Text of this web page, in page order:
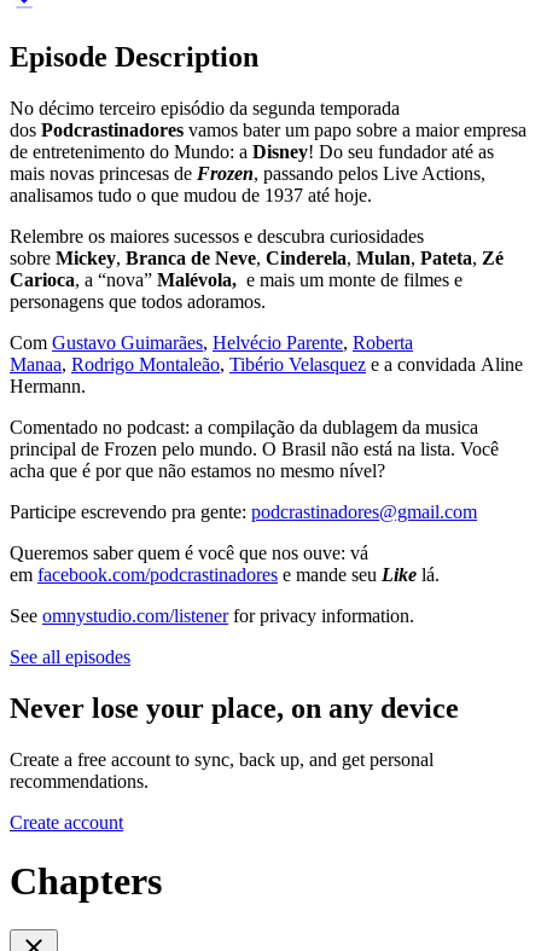
Episode Description
No décimo terceiro episódio da segunda temporada
dos Podcrastinadores vamos bater um papo sobre a maior empresa
de entretenimento do Mundo: a Disney! Do seu fundador até as
mais novas princesas de Frozen, passando pelos Live Actions,
analisamos tudo o que mudou de 1937 até hoje.
Relembre os maiores sucessos e descubra curiosidades
sobre Mickey, Branca de Neve, Cinderela, Mulan, Pateta, Zé
Carioca, a “nova” Malévola, e mais um monte de filmes e
personagens que todos adoramos.
Com Gustavo Guimarães, Helvécio Parente, Roberta
Manaa, Rodrigo Montaleão, Tibério Velasquez e a convidada Aline
Hermann.
Comentado no podcast: a compilação da dublagem da musica
principal de Frozen pelo mundo. O Brasil não está na lista. Você
acha que é por que não estamos no mesmo nível?
Participe escrevendo pra gente: podcrastinadores@gmail.com
Queremos saber quem é você que nos ouve: vá
em facebook.com/podcrastinadores e mande seu Like lá.
See omnystudio.com/listenerfor privacy information.
See all episodes
Never lose your place, on any device
Create a free account to sync, back up, and get personal
recommendations.
Create account
Chapters